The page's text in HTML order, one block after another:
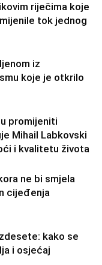
riječima koje
tok jednog
iz
koje je otkrilo
promijeniti
Mihail Labkovski
i kvalitetu života
ne bi smjela
cijeđenja
kako se
i osjećaj